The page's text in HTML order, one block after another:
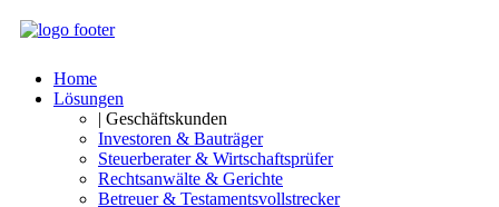
Home
Lösungen
| Geschäftskunden
Investoren & Bauträger
Steuerberater & Wirtschaftsprüfer
Rechtsanwälte & Gerichte
Betreuer & Testamentsvollstrecker